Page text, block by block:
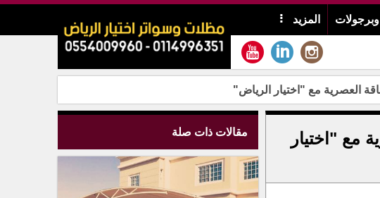
المزيد
العصرية مع "اختيار الرياض"
مع "اختيار
مقالات ذات صلة